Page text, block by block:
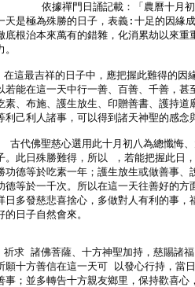
依據禪門日誦記載：「農曆十月
天是極為殊勝的日子，表義:十足的因緣
底根治本來萬有的錯雜，化消累劫以來重
這最吉祥的日子中，應把握此難得的因
若能在這一天中行一善、百善、千善，甚
素、布施、護生放生、印贈善書、護持道
利己利人諸事，可以得到諸天神聖的感
古代佛聖慈心選用此十月初八為總懺悔
。此日殊勝難得，所以 ，若能把握此日
功德等於吃素一年；護生放生或做善事、
德等於一千次。所以在這一天往善好的方
日多發慈悲喜捨心，多做對人有利的事，
的日子自然會來。
求 諸佛菩薩、十方神聖加持，慈賜諸
願十方善信在這一天可 以發心行持，當
事；並多轉告十方親友鄉里，保持歡喜心